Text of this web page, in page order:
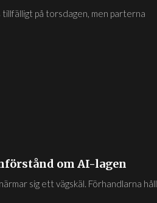
på torsdagen, men parterna
om AI-lagen
sig ett vägskäl. Förhandlarna